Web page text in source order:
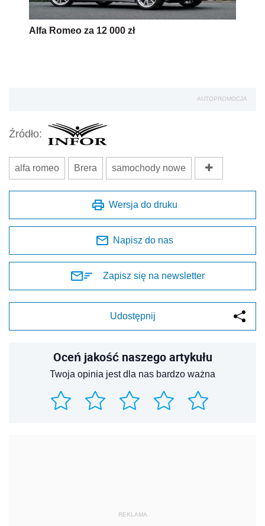
Alfa Romeo za 12 000 zł
AUTOPROMOCJA
Źródło:
alfa romeo Brera samochody nowe
Wersja do druku
Napisz do nas
Zapisz się na newsletter
Udostępnij
Oceń jakość naszego artykułu
Twoja opinia jest dla nas bardzo ważna
REKLAMA